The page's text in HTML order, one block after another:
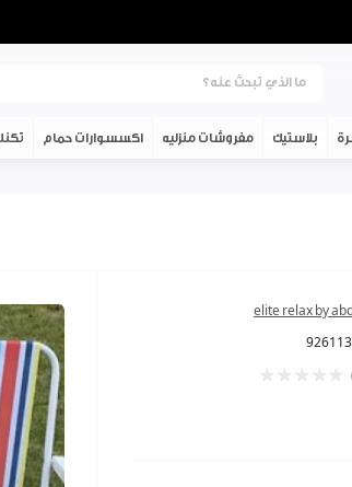
بلاستيك مفروشات منزليه اكسسوارات حمام
elite relax by